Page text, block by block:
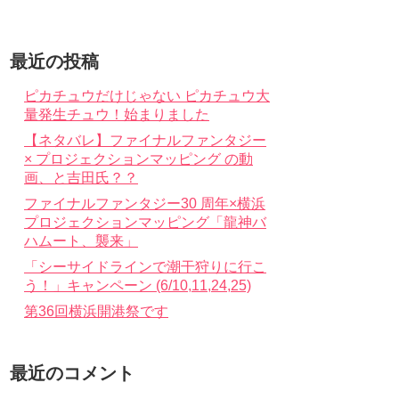
最近の投稿
ピカチュウだけじゃない ピカチュウ大
量発生チュウ！始まりました
【ネタバレ】ファイナルファンタジー
× プロジェクションマッピング の動
画、と吉田氏？？
ファイナルファンタジー30 周年×横浜
プロジェクションマッピング「龍神バ
ハムート、襲来」
「シーサイドラインで潮干狩りに行こ
う！」キャンペーン (6/10,11,24,25)
第36回横浜開港祭です
最近のコメント